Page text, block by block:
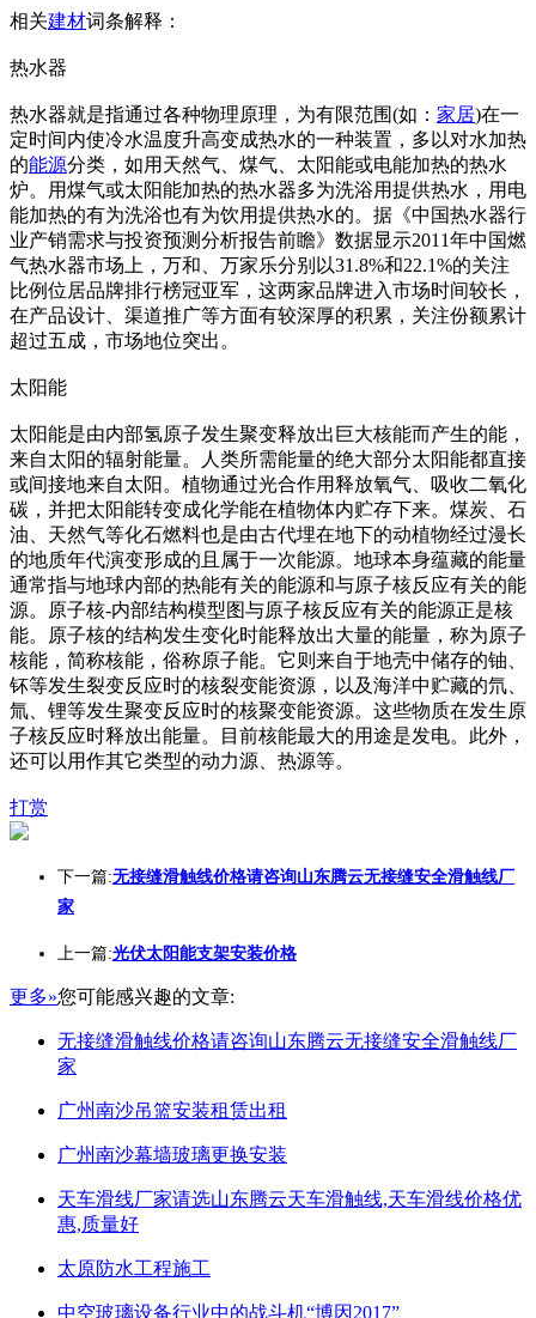
相关建材词条解释：
热水器
热水器就是指通过各种物理原理，为有限范围(如： 家居)在一
定时间内使冷水温度升高变成热水的一种装置，多以对水加热
的能源分类，如用天然气、煤气、太阳能或电能加热的热水
炉。用煤气或太阳能加热的热水器多为洗浴用提供热水，用电
能加热的有为洗浴也有为饮用提供热水的。据《中国热水器行
业产销需求与投资预测分析报告前瞻》数据显示2011年中国燃
气热水器市场上，万和、万家乐分别以31.8%和22.1%的关注
比例位居品牌排行榜冠亚军，这两家品牌进入市场时间较长，
在产品设计、渠道推广等方面有较深厚的积累，关注份额累计
超过五成，市场地位突出。
太阳能
太阳能是由内部氢原子发生聚变释放出巨大核能而产生的能，
来自太阳的辐射能量。人类所需能量的绝大部分太阳能都直接
或间接地来自太阳。植物通过光合作用释放氧气、吸收二氧化
碳，并把太阳能转变成化学能在植物体内贮存下来。煤炭、石
油、天然气等化石燃料也是由古代埋在地下的动植物经过漫长
的地质年代演变形成的且属于一次能源。地球本身蕴藏的能量
通常指与地球内部的热能有关的能源和与原子核反应有关的能
源。原子核-内部结构模型图与原子核反应有关的能源正是核
能。原子核的结构发生变化时能释放出大量的能量，称为原子
核能，简称核能，俗称原子能。它则来自于地壳中储存的铀、
钚等发生裂变反应时的核裂变能资源，以及海洋中贮藏的氘、
氚、锂等发生聚变反应时的核聚变能资源。这些物质在发生原
子核反应时释放出能量。目前核能最大的用途是发电。此外，
还可以用作其它类型的动力源、热源等。
打赏
下一篇:无接缝滑触线价格请咨询山东腾云无接缝安全滑触线厂
家
上一篇:光伏太阳能支架安装价格
更多»您可能感兴趣的文章:
无接缝滑触线价格请咨询山东腾云无接缝安全滑触线厂
家
广州南沙吊篮安装租赁出租
广州南沙幕墙玻璃更换安装
天车滑线厂家请选山东腾云天车滑触线,天车滑线价格优
惠,质量好
太原防水工程施工
中空玻璃设备行业中的战斗机“博因2017”